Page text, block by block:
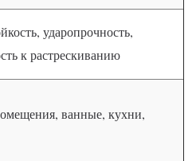
ударопрочность,
к растрескиванию
ванные, кухни,